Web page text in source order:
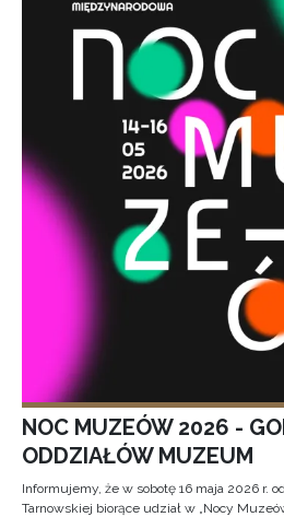
NOC MUZEÓW 2026 -
ODDZIAŁÓW MUZEUM
Informujemy, że w sobotę 16 maja 2026 r.
Tarnowskiej biorące udział w „Nocy